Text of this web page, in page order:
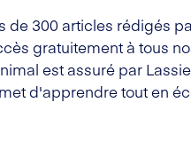
de 300 articles rédigés
gratuitement à tous
est assuré par
d'apprendre tout en